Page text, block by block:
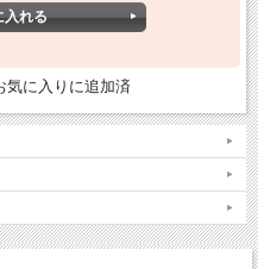
気に入りに追加済